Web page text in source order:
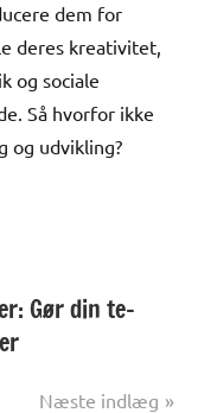
dem for
deres kreativitet,
og sociale
Så hvorfor ikke
og udvikling?
Gør din te-
Næste indlæg